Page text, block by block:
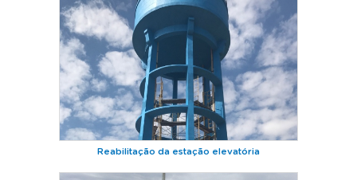
Reabilitação da estação elevatória